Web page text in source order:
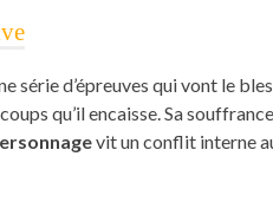
série d’épreuves qui vont le
qu’il encaisse. Sa
vit un conflit interne